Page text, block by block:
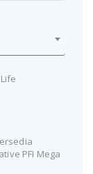
PFI Mega